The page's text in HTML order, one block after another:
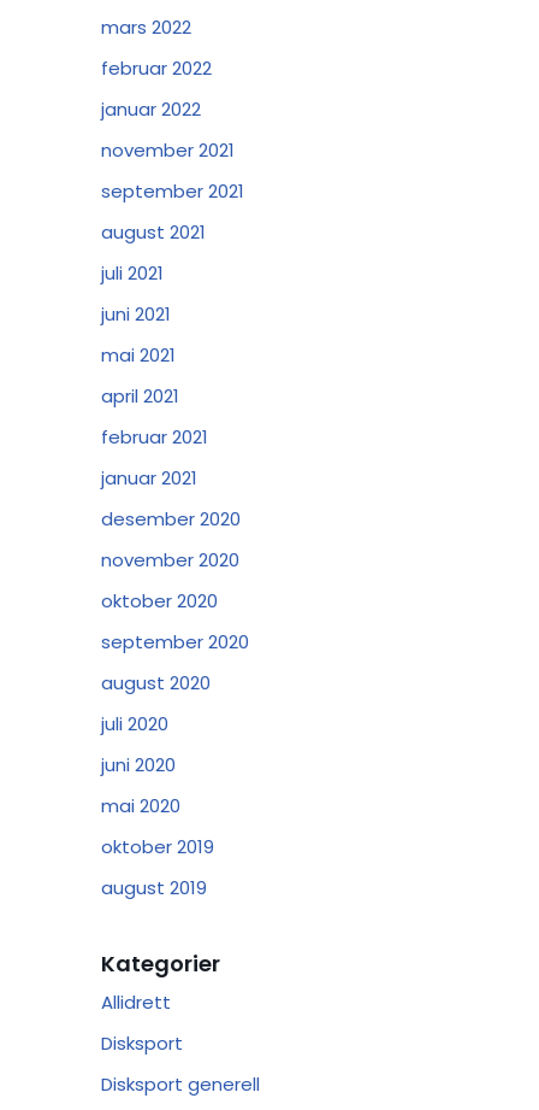
mars 2022
februar 2022
januar 2022
november 2021
september 2021
august 2021
juli 2021
juni 2021
mai 2021
april 2021
februar 2021
januar 2021
desember 2020
november 2020
oktober 2020
september 2020
august 2020
juli 2020
juni 2020
mai 2020
oktober 2019
august 2019
Kategorier
Allidrett
Disksport
Disksport generell